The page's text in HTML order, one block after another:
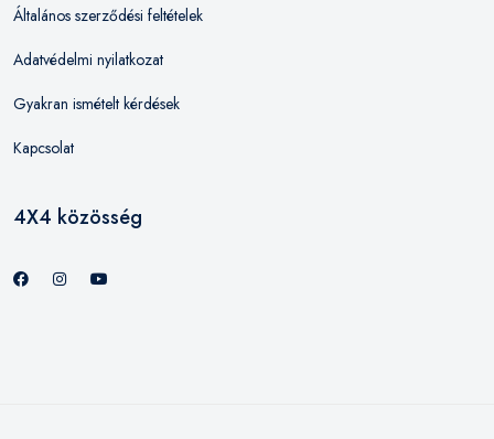
Általános szerződési feltételek
Adatvédelmi nyilatkozat
Gyakran ismételt kérdések
Kapcsolat
4X4 közösség